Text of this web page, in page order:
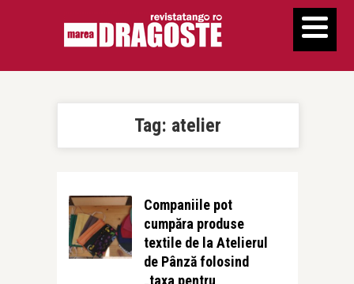
Tag: atelier
Companiile pot
cumpăra produse
textile de la Atelierul
de Pânză folosind
„taxa pentru